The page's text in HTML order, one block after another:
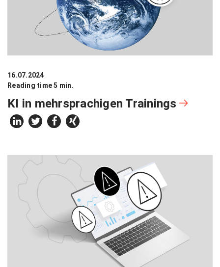
16.07.2024
Reading time 5 min.
KI in mehrsprachigen Trainings